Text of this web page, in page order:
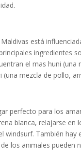
está
ingredientes
el mas huni
mezcla de pollo,
perfecto para los
blanca, relajarse
windsurf. También
los animales pueden